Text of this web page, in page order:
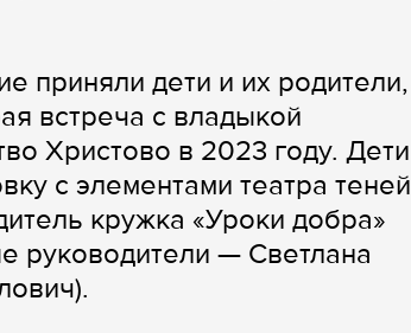
приняли дети и их родители,
встреча с владыкой
Христово в 2023 году. Дети
с элементами театра теней
кружка «Уроки добра»
руководители — Светлана